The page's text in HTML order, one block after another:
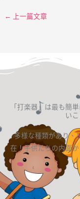
← 上一篇文章
「打楽器」は最も簡
い
多様な種類があり、
在！子供たちの内面